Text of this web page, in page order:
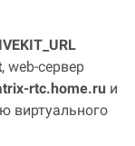
, web‑сервер
и
виртуального